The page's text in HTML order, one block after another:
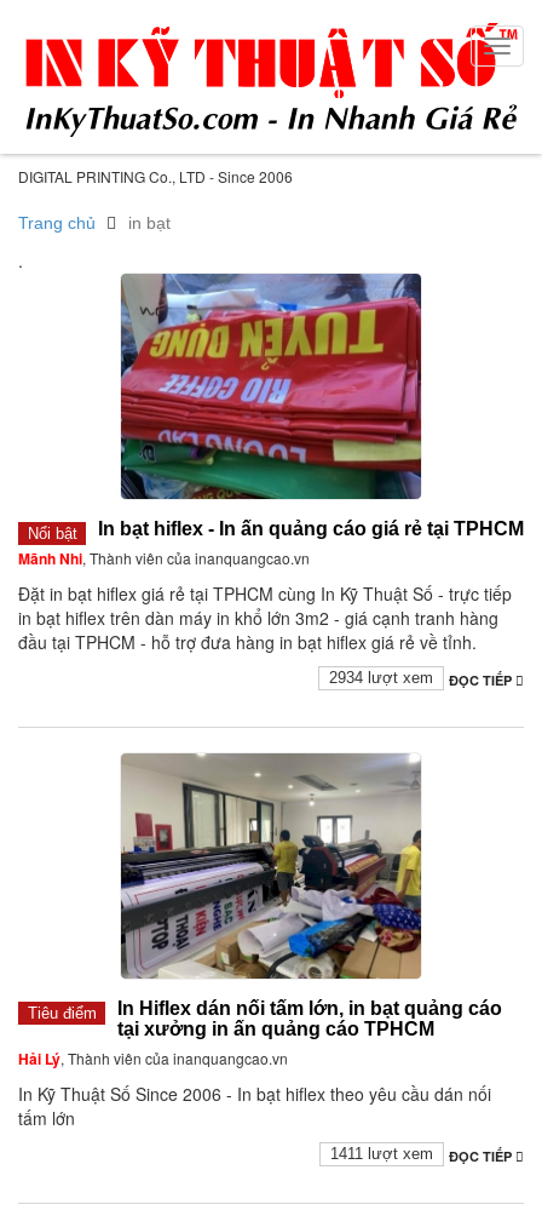
DIGITAL PRINTING Co., LTD - Since 2006
Trang chủ in bạt
.
Nổi bật In bạt hiflex - In ấn quảng cáo giá rẻ tại TPHCM
Mãnh Nhi, Thành viên của inanquangcao.vn
Đặt in bạt hiflex giá rẻ tại TPHCM cùng In Kỹ Thuật Số - trực tiếp
in bạt hiflex trên dàn máy in khổ lớn 3m2 - giá cạnh tranh hàng
đầu tại TPHCM - hỗ trợ đưa hàng in bạt hiflex giá rẻ về tỉnh.
ĐỌC TIẾP
2934 lượt xem
Tiêu điểm
In Hiflex dán nối tấm lớn, in bạt quảng cáo
tại xưởng in ấn quảng cáo TPHCM
Hải Lý, Thành viên của inanquangcao.vn
In Kỹ Thuật Số Since 2006 - In bạt hiflex theo yêu cầu dán nối
tấm lớn
ĐỌC TIẾP
1411 lượt xem